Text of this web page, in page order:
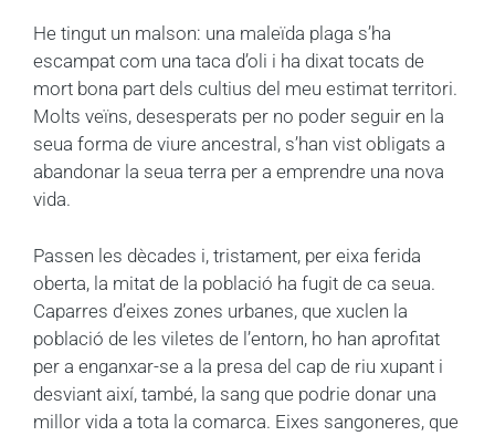
He tingut un malson: una maleïda plaga s’ha
escampat com una taca d’oli i ha dixat tocats de
mort bona part dels cultius del meu estimat territori.
Molts veïns, desesperats per no poder seguir en la
seua forma de viure ancestral, s’han vist obligats a
abandonar la seua terra per a emprendre una nova
vida.
Passen les dècades i, tristament, per eixa ferida
oberta, la mitat de la població ha fugit de ca seua.
Caparres d’eixes zones urbanes, que xuclen la
població de les viletes de l’entorn, ho han aprofitat
per a enganxar-se a la presa del cap de riu xupant i
desviant així, també, la sang que podrie donar una
millor vida a tota la comarca. Eixes sangoneres, que